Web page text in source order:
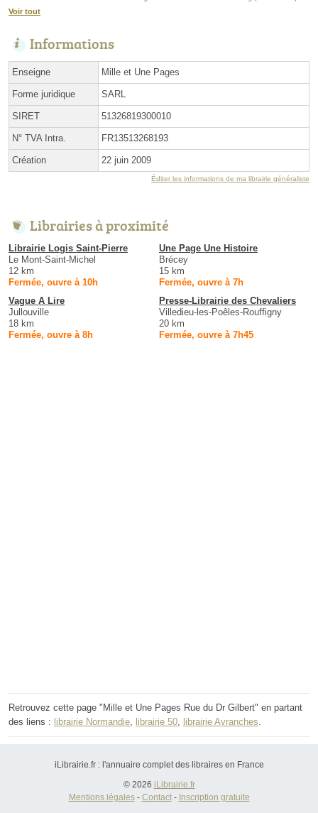
Voir tout
Informations
Enseigne Mille et Une Pages
Forme juridique SARL
SIRET 51326819300010
N° TVA Intra. FR13513268193
Création 22 juin 2009
Éditer les informations de ma librairie généraliste
Librairies à proximité
Librairie Logis Saint-Pierre
Le Mont-Saint-Michel
12 km
Fermée, ouvre à 10h
Une Page Une Histoire
Brécey
15 km
Fermée, ouvre à 7h
Vague A Lire
Jullouville
18 km
Fermée, ouvre à 8h
Presse-Librairie des Chevaliers
Villedieu-les-Poêles-Rouffigny
20 km
Fermée, ouvre à 7h45
Retrouvez cette page "Mille et Une Pages Rue du Dr Gilbert" en partant
des liens : librairie Normandie librairie 50 librairie Avranches
iLibrairie.fr : l'annuaire complet des libraires en France
© 2026 iLibrairie.fr
Mentions légales- Contact- Inscription gratuite